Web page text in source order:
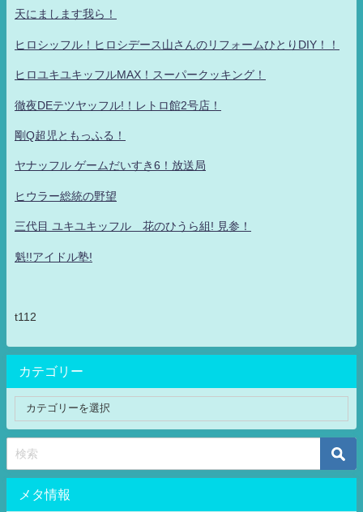
天にまします我ら！
ヒロシッフル！ヒロシデース山さんのリフォームひとりDIY！！
ヒロユキユキッフルMAX！スーパークッキング！
徹夜DEテツヤッフル!！レトロ館2号店！
剛Q超児ともっふる！
ヤナッフル ゲームだいすき6！放送局
ヒウラー総統の野望
三代目 ユキユキッフル 花のひうら組! 見参！
魁!!アイドル塾!
t112
カテゴリー
メタ情報